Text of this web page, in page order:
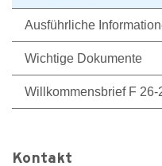
Ausführliche
Wichtige Dokumente
Willkommensbrief F 26-
Kontakt